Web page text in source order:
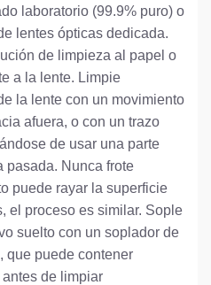
laboratorio (99.9% puro) o
lentes ópticas dedicada.
de limpieza al papel o
a la lente. Limpie
la lente con un movimiento
afuera, o con un trazo
de usar una parte
pasada. Nunca frote
puede rayar la superficie
el proceso es similar. Sople
suelto con un soplador de
que puede contener
de limpiar